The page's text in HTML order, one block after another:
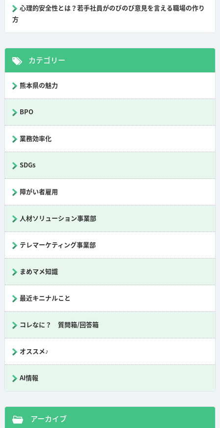
心理的安全性とは？若手社員がのびのび意見を言える職場の作り
方
カテゴリー
熊本県の魅力
BPO
業務効率化
SDGs
障がい者雇用
人材ソリューション事業部
テレマーケティング事業部
まめマメ知識
最近キニナルこと
コレなに？ 質問箱/回答箱
オススメ♪
AI情報
アーカイブ